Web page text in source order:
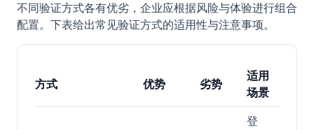
不同验证方式各有优劣，企业应根据风险与体验进行组合
配置。下表给出常见验证方式的适用性与注意事项。
方式 优势 劣势
适用
场景
登